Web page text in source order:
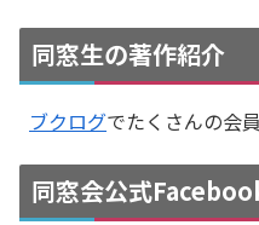
同窓生の著作紹介
ブクログでたくさんの会
同窓会公式